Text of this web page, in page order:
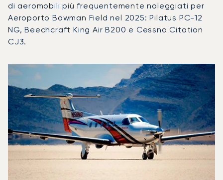
di aeromobili più frequentemente noleggiati per
Aeroporto Bowman Field nel 2025: Pilatus PC-12
NG, Beechcraft King Air B200 e Cessna Citation
CJ3.
Foto dell'aeromobile
Modello di aeromobile
Posti
Velocità (km/h)
Velocità (nodi)
Autonomia
Autonomia (NM)